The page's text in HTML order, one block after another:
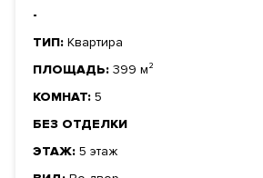
-
ТИП: Квартира
ПЛОЩАДЬ: 399 м²
КОМНАТ: 5
БЕЗ ОТДЕЛКИ
ЭТАЖ: 5 этаж